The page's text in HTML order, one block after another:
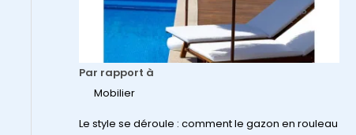
Par rapport à
Mobilier
Le style se déroule : comment le gazon en rouleau